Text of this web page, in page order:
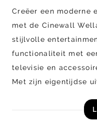
Creëer een moderne
met de Cinewall
stijlvolle
functionaliteit met
televisie en
Met zijn eigentijdse
complete oplossing